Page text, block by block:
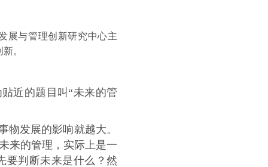
展与管理创新研究中心主
。
近的题目叫“未来的管
发展的影响就越大。
来的管理，实际上是一
要判断未来是什么？然